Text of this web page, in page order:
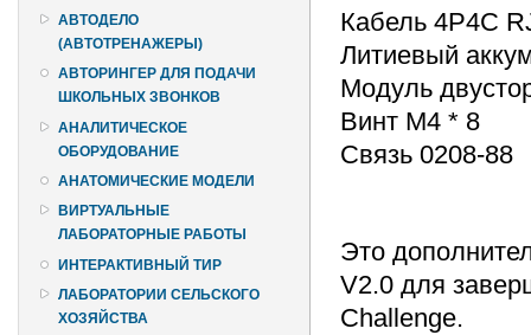
АВТОДЕЛО
(АВТОТРЕНАЖЕРЫ)
АВТОРИНГЕР ДЛЯ ПОДАЧИ
ШКОЛЬНЫХ ЗВОНКОВ
АНАЛИТИЧЕСКОЕ
ОБОРУДОВАНИЕ
АНАТОМИЧЕСКИЕ МОДЕЛИ
ВИРТУАЛЬНЫЕ
ЛАБОРАТОРНЫЕ РАБОТЫ
ИНТЕРАКТИВНЫЙ ТИР
ЛАБОРАТОРИИ СЕЛЬСКОГО
ХОЗЯЙСТВА
Кабель 4P4C
Литиевый
Модуль
Винт М4 * 8
Связь 0208-88
Это
V2.0 для
Challenge.